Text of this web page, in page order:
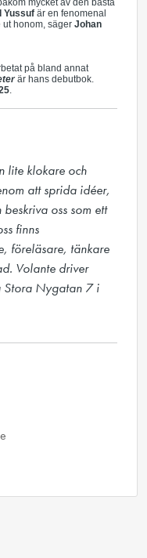
mycket av den bästa
Yussuf är en fenomenal
ut honom, säger Johan
på bland annat
är hans debutbok.
.
lite klokare och
att sprida idéer,
oss som ett
finns
föreläsare, tänkare
Volante driver
Stora Nygatan 7 i